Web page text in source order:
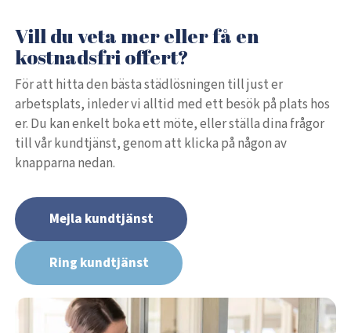
Vill du veta mer eller få en
kostnadsfri offert?
För att hitta den bästa städlösningen till just er
arbetsplats, inleder vi alltid med ett besök på plats hos
er. Du kan enkelt boka ett möte, eller ställa dina frågor
till vår kundtjänst, genom att klicka på någon av
knapparna nedan.
Mejla kundtjänst
Ring kundtjänst